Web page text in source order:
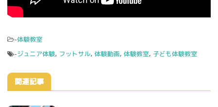
-体験教室
-ジュニア体験, フットサル, 体験動画, 体験教室, 子ども体験教室
関連記事